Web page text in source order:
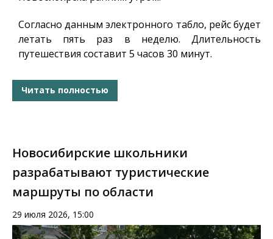
Согласно данным электронного табло, рейс будет
летать пять раз в неделю. Длительность
путешествия составит 5 часов 30 минут.
Читать полностью
Новосибирские школьники
разрабатывают туристические
маршруты по области
29 июля 2026, 15:00